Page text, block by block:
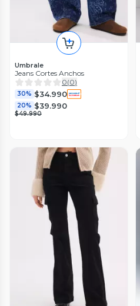
Umbrale
Jeans Cortes Anchos
0(0)
30% $34.990
20% $39.990
$49.990